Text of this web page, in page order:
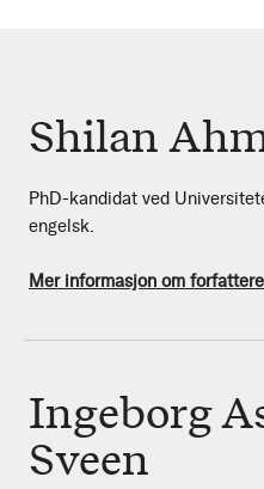
Shilan
PhD-kandidat ved
engelsk.
Mer informasjon om
Ingeborg
Sveen